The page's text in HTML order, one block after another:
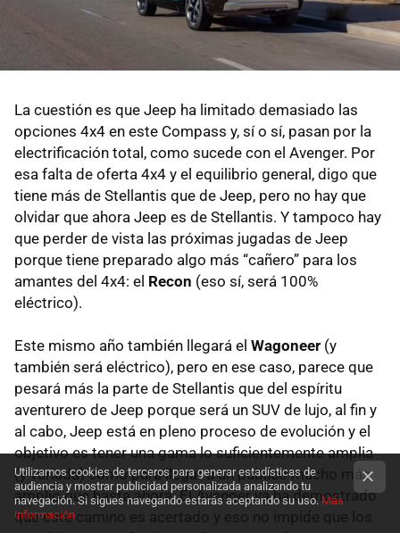
La cuestión es que Jeep ha limitado demasiado las
opciones 4x4 en este Compass y, sí o sí, pasan por la
electrificación total, como sucede con el Avenger. Por
esa falta de oferta 4x4 y el equilibrio general, digo que
tiene más de Stellantis que de Jeep, pero no hay que
olvidar que ahora Jeep es de Stellantis. Y tampoco hay
que perder de vista las próximas jugadas de Jeep
porque tiene preparado algo más “cañero” para los
amantes del 4x4: el Recon (eso sí, será 100%
eléctrico).
Este mismo año también llegará el Wagoneer (y
también será eléctrico), pero en ese caso, parece que
pesará más la parte de Stellantis que del espíritu
aventurero de Jeep porque será un SUV de lujo, al fin y
al cabo, Jeep está en pleno proceso de evolución y el
objetivo es tener una gama lo suficientemente amplia
(y variada) como para llegar a un público mucho más
amplio que hasta ahora. El Avenger ya ha demostrado
que este camino es acertado y eso no impide que los
Utilizamos cookies de terceros para generar estadísticas de
audiencia y mostrar publicidad personalizada analizando tu
navegación. Si sigues navegando estarás aceptando su uso. Más
información